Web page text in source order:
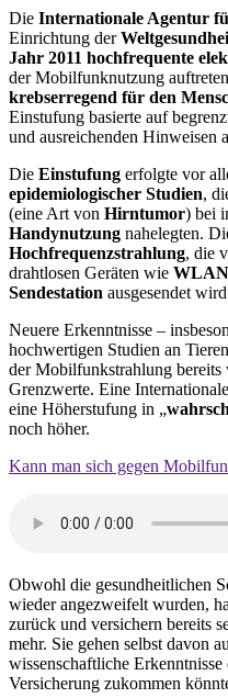
Die Internationale Agentur
Einrichtung der
Jahr 2011 hochfrequente
der Mobilfunknutzung
krebserregend für den
Einstufung basierte auf
und ausreichenden Hinweisen
Die Einstufung erfolgte vor
epidemiologischer Studien,
(eine Art von Hirntumor) bei
Handynutzung nahelegten.
Hochfrequenzstrahlung, die
drahtlosen Geräten wie
Sendestation ausgesendet
Neuere Erkenntnisse –
hochwertigen Studien an
der Mobilfunkstrahlung bereits
Grenzwerte. Eine Internationale
eine Höherstufung in „
noch höher.
Kann man sich gegen
Obwohl die gesundheitlichen
wieder angezweifelt wurden,
zurück und versichern bereits
mehr. Sie gehen selbst davon
wissenschaftliche
Versicherung zukommen